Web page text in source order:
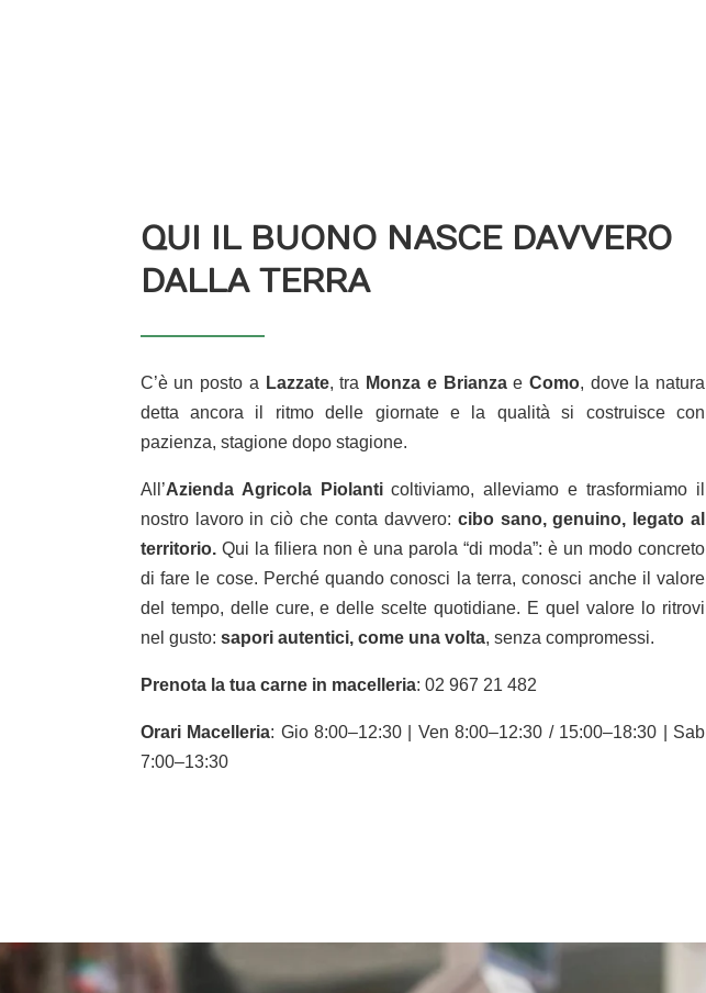
QUI IL BUONO NASCE DAVVERO
DALLA TERRA
C’è un posto a Lazzate, tra Monza e Brianzae Como, dove la natura
detta ancora il ritmo delle giornate e la qualità si costruisce con
pazienza, stagione dopo stagione.
All’Azienda Agricola Piolanticoltiviamo, alleviamo e trasformiamo il
nostro lavoro in ciò che conta davvero: cibo sano, genuino, legato al
territorio. Qui la filiera non è una parola “di moda”: è un modo concreto
di fare le cose. Perché quando conosci la terra, conosci anche il valore
del tempo, delle cure, e delle scelte quotidiane. E quel valore lo ritrovi
nel gusto: sapori autentici, come una volta, senza compromessi.
Prenota la tua carne in macelleria: 02 967 21 482
Orari Macelleria: Gio 8:00–12:30 | Ven 8:00–12:30 / 15:00–18:30 | Sab
7:00–13:30